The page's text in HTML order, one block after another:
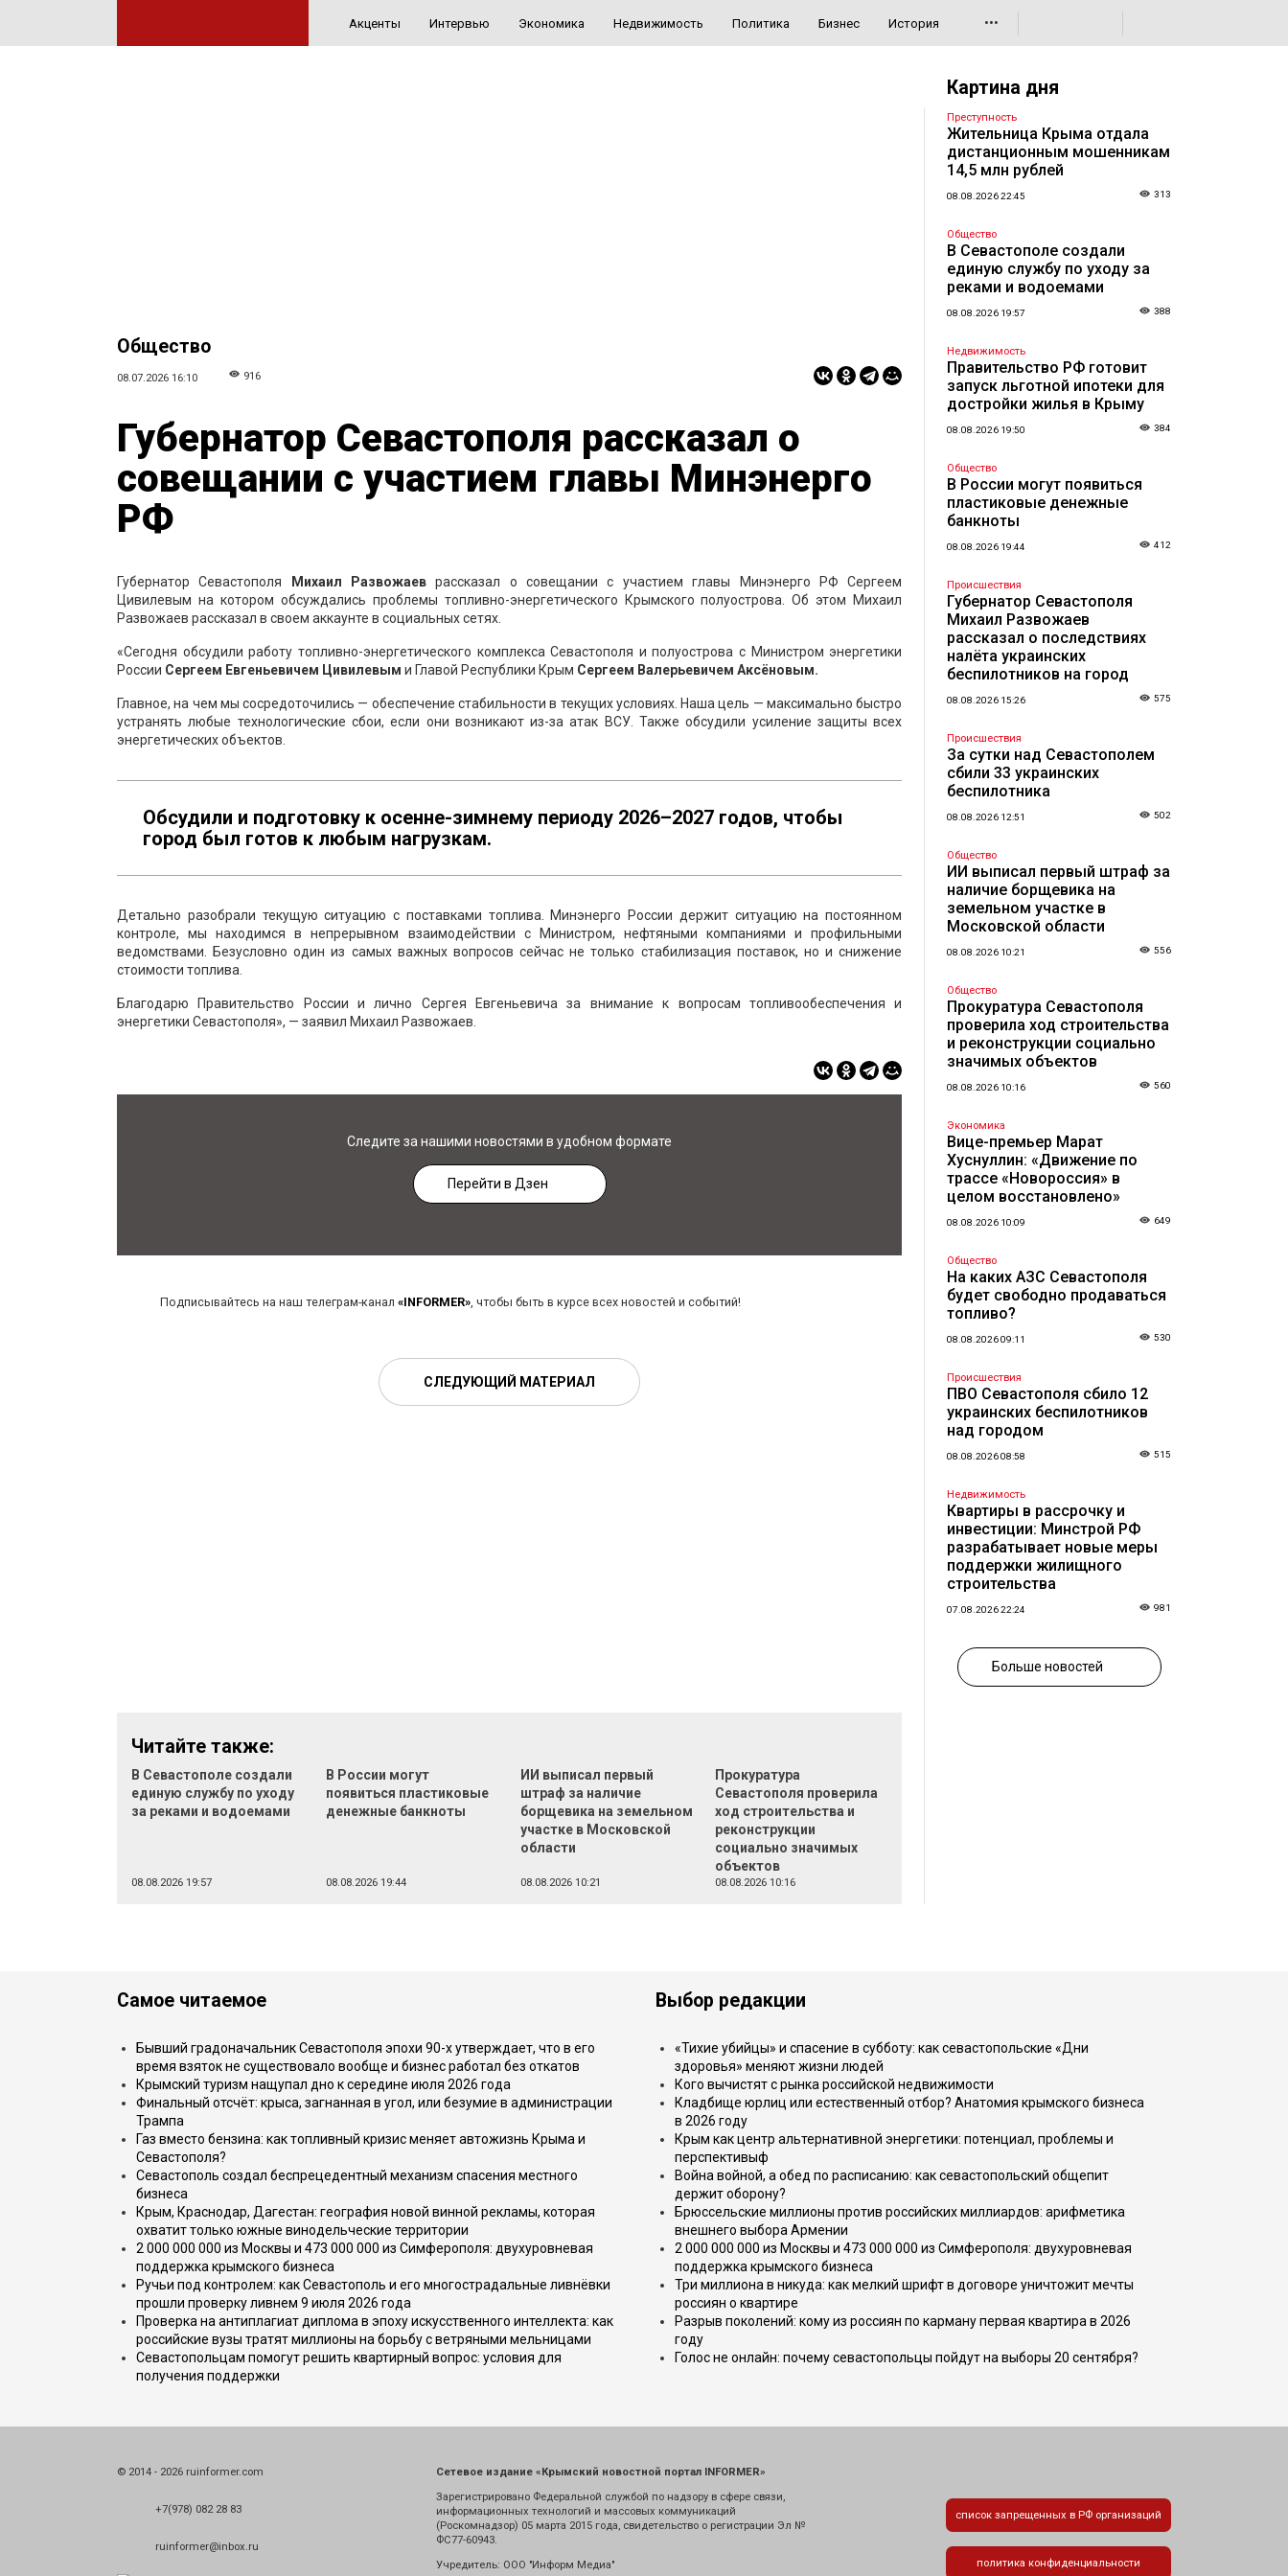
Акценты Интервью Экономика Недвижимость Политика Бизнес История •••
Общество
08.07.2026 16:10 916
Губернатор Севастополя рассказал о
совещании с участием главы Минэнерго
РФ
Губернатор Севастополя Михаил Развожаев рассказал о совещании с участием главы Минэнерго РФ Сергеем
Цивилевым на котором обсуждались проблемы топливно-энергетического Крымского полуострова. Об этом Михаил
Развожаев рассказал в своем аккаунте в социальных сетях.
«Сегодня обсудили работу топливно-энергетического комплекса Севастополя и полуострова с Министром энергетики
России Сергеем Евгеньевичем Цивилевым и Главой Республики Крым Сергеем Валерьевичем Аксёновым.
Главное, на чем мы сосредоточились — обеспечение стабильности в текущих условиях. Наша цель — максимально быстро
устранять любые технологические сбои, если они возникают из-за атак ВСУ. Также обсудили усиление защиты всех
энергетических объектов.
Обсудили и подготовку к осенне-зимнему периоду 2026–2027 годов, чтобы
город был готов к любым нагрузкам.
Детально разобрали текущую ситуацию с поставками топлива. Минэнерго России держит ситуацию на постоянном
контроле, мы находимся в непрерывном взаимодействии с Министром, нефтяными компаниями и профильными
ведомствами. Безусловно один из самых важных вопросов сейчас не только стабилизация поставок, но и снижение
стоимости топлива.
Благодарю Правительство России и лично Сергея Евгеньевича за внимание к вопросам топливообеспечения и
энергетики Севастополя», — заявил Михаил Развожаев.
Следите за нашими новостями в удобном формате
Перейти в Дзен
Подписывайтесь на наш телеграм-канал «INFORMER», чтобы быть в курсе всех новостей и событий!
СЛЕДУЮЩИЙ МАТЕРИАЛ
Читайте также:
В Севастополе создали
единую службу по уходу
за реками и водоемами
08.08.2026 19:57
В России могут
появиться пластиковые
денежные банкноты
08.08.2026 19:44
ИИ выписал первый
штраф за наличие
борщевика на земельном
участке в Московской
области
08.08.2026 10:21
Прокуратура
Севастополя проверила
ход строительства и
реконструкции
социально значимых
объектов
08.08.2026 10:16
Картина дня
Преступность
Жительница Крыма отдала
дистанционным мошенникам
14,5 млн рублей
08.08.2026 22:45 313
Общество
В Севастополе создали
единую службу по уходу за
реками и водоемами
08.08.2026 19:57 388
Недвижимость
Правительство РФ готовит
запуск льготной ипотеки для
достройки жилья в Крыму
08.08.2026 19:50 384
Общество
В России могут появиться
пластиковые денежные
банкноты
08.08.2026 19:44 412
Происшествия
Губернатор Севастополя
Михаил Развожаев
рассказал о последствиях
налёта украинских
беспилотников на город
08.08.2026 15:26 575
Происшествия
За сутки над Севастополем
сбили 33 украинских
беспилотника
08.08.2026 12:51 502
Общество
ИИ выписал первый штраф за
наличие борщевика на
земельном участке в
Московской области
08.08.2026 10:21 556
Общество
Прокуратура Севастополя
проверила ход строительства
и реконструкции социально
значимых объектов
08.08.2026 10:16 560
Экономика
Вице-премьер Марат
Хуснуллин: «Движение по
трассе «Новороссия» в
целом восстановлено»
08.08.2026 10:09 649
Общество
На каких АЗС Севастополя
будет свободно продаваться
топливо?
08.08.2026 09:11 530
Происшествия
ПВО Севастополя сбило 12
украинских беспилотников
над городом
08.08.2026 08:58 515
Недвижимость
Квартиры в рассрочку и
инвестиции: Минстрой РФ
разрабатывает новые меры
поддержки жилищного
строительства
07.08.2026 22:24 981
Больше новостей
Самое читаемое
Бывший градоначальник Севастополя эпохи 90-х утверждает, что в его
время взяток не существовало вообще и бизнес работал без откатов
Крымский туризм нащупал дно к середине июля 2026 года
Финальный отсчёт: крыса, загнанная в угол, или безумие в администрации
Трампа
Газ вместо бензина: как топливный кризис меняет автожизнь Крыма и
Севастополя?
Севастополь создал беспрецедентный механизм спасения местного
бизнеса
Крым, Краснодар, Дагестан: география новой винной рекламы, которая
охватит только южные винодельческие территории
2 000 000 000 из Москвы и 473 000 000 из Симферополя: двухуровневая
поддержка крымского бизнеса
Ручьи под контролем: как Севастополь и его многострадальные ливнёвки
прошли проверку ливнем 9 июля 2026 года
Проверка на антиплагиат диплома в эпоху искусственного интеллекта: как
российские вузы тратят миллионы на борьбу с ветряными мельницами
Севастопольцам помогут решить квартирный вопрос: условия для
получения поддержки
Выбор редакции
«Тихие убийцы» и спасение в субботу: как севастопольские «Дни
здоровья» меняют жизни людей
Кого вычистят с рынка российской недвижимости
Кладбище юрлиц или естественный отбор? Анатомия крымского бизнеса
в 2026 году
Крым как центр альтернативной энергетики: потенциал, проблемы и
перспективыф
Война войной, а обед по расписанию: как севастопольский общепит
держит оборону?
Брюссельские миллионы против российских миллиардов: арифметика
внешнего выбора Армении
2 000 000 000 из Москвы и 473 000 000 из Симферополя: двухуровневая
поддержка крымского бизнеса
Три миллиона в никуда: как мелкий шрифт в договоре уничтожит мечты
россиян о квартире
Разрыв поколений: кому из россиян по карману первая квартира в 2026
году
Голос не онлайн: почему севастопольцы пойдут на выборы 20 сентября?
© 2014 - 2026 ruinformer.com
+7(978) 082 28 83
ruinformer@inbox.ru
Сетевое издание «Крымский новостной портал INFORMER»
Зарегистрировано Федеральной службой по надзору в сфере связи,
информационных технологий и массовых коммуникаций
(Роскомнадзор) 05 марта 2015 года, свидетельство о регистрации Эл №
ФС77-60943.
Учредитель: ООО "Информ Медиа"
список запрещенных в РФ организаций
политика конфиденциальности